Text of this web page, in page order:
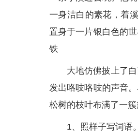
一身洁白的素花，着
置身于一片银白色的
铁
大地仿佛披上了
发出咯吱咯吱的声音
松树的枝叶布满了一
1、照样子写词语